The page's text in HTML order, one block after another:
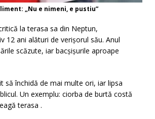
„Nu e nimeni, e pustiu”
la terasa sa din Neptun,
12 ani alături de verișorul său. Anul
scăzute, iar bacșișurile aproape
să închidă de mai multe ori, iar lipsa
Un exemplu: ciorba de burtă costă
terasa .